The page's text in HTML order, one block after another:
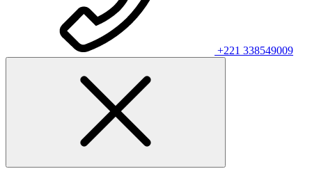
+221 338549009